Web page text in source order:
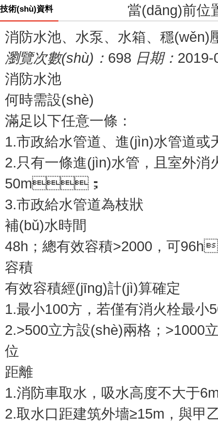
當(dāng)前位
技術(shù)資料
消防水池、水泵、水箱、穩
瀏覽次數(shù)： 698 日期： 2019-
消防水池
何時需設(shè)
滿足以下任意一條：
1.市政給水管道、進(jìn)水管道或
2.只有一條進(jìn)水管，且室外
50m；
3.市政給水管道為枝狀
補(bǔ)水時間
48h；總有效容積>2000，可
容積
有效容積經(jīng)計(jì)算確定
1.最小100方，若僅有消火栓最小
2.>500立方設(shè)兩格；>1000立
位
距離
1.消防車取水，吸水高度不大于
2.取水口距建筑外墻≥15m，與